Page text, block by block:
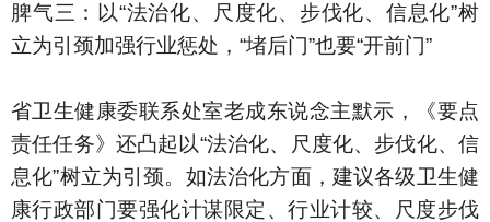
脾气三：以“法治化、尺度化、步伐化、信息化”树
立为引颈加强行业惩处，“堵后门”也要“开前门”
省卫生健康委联系处室老成东说念主默示，《要点
责任任务》还凸起以“法治化、尺度化、步伐化、信
息化”树立为引颈。如法治化方面，建议各级卫生健
康行政部门要强化计谋限定、行业计较、尺度步伐